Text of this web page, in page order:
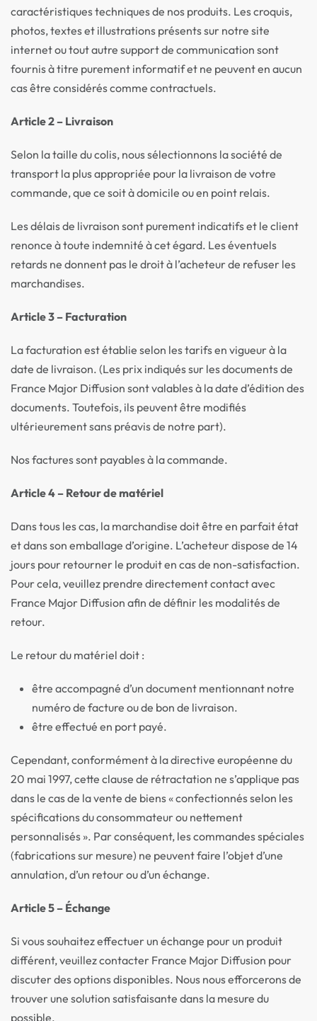
caractéristiques techniques de nos produits. Les croquis,
photos, textes et illustrations présents sur notre site
internet ou tout autre support de communication sont
fournis à titre purement informatif et ne peuvent en aucun
cas être considérés comme contractuels.
Article 2 – Livraison
Selon la taille du colis, nous sélectionnons la société de
transport la plus appropriée pour la livraison de votre
commande, que ce soit à domicile ou en point relais.
Les délais de livraison sont purement indicatifs et le client
renonce à toute indemnité à cet égard. Les éventuels
retards ne donnent pas le droit à l’acheteur de refuser les
marchandises.
Article 3 – Facturation
La facturation est établie selon les tarifs en vigueur à la
date de livraison. (Les prix indiqués sur les documents de
France Major Diffusion sont valables à la date d’édition des
documents. Toutefois, ils peuvent être modifiés
ultérieurement sans préavis de notre part).
Nos factures sont payables à la commande.
Article 4 – Retour de matériel
Dans tous les cas, la marchandise doit être en parfait état
et dans son emballage d’origine. L’acheteur dispose de 14
jours pour retourner le produit en cas de non-satisfaction.
Pour cela, veuillez prendre directement contact avec
France Major Diffusion afin de définir les modalités de
retour.
Le retour du matériel doit :
être accompagné d’un document mentionnant notre
numéro de facture ou de bon de livraison.
être effectué en port payé.
Cependant, conformément à la directive européenne du
20 mai 1997, cette clause de rétractation ne s’applique pas
dans le cas de la vente de biens « confectionnés selon les
spécifications du consommateur ou nettement
personnalisés ». Par conséquent, les commandes spéciales
(fabrications sur mesure) ne peuvent faire l’objet d’une
annulation, d’un retour ou d’un échange.
Article 5 – Échange
Si vous souhaitez effectuer un échange pour un produit
différent, veuillez contacter France Major Diffusion pour
discuter des options disponibles. Nous nous efforcerons de
trouver une solution satisfaisante dans la mesure du
possible.